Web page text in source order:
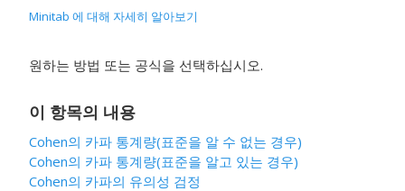
Minitab 에 대해 자세히 알아보기
원하는 방법 또는 공식을 선택하십시오.
이 항목의 내용
Cohen의 카파 통계량(표준을 알 수 없는 경우)
Cohen의 카파 통계량(표준을 알고 있는 경우)
Cohen의 카파의 유의성 검정